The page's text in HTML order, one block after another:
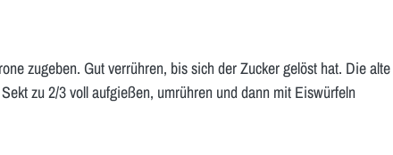
zugeben. Gut verrühren, bis sich der Zucker gelöst hat. Die alte
zu 2/3 voll aufgießen, umrühren und dann mit Eiswürfeln